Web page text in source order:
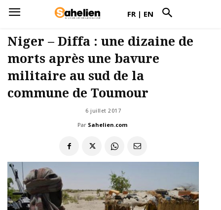
FR | EN
Niger – Diffa : une dizaine de
morts après une bavure
militaire au sud de la
commune de Toumour
6 juillet 2017
Par Sahelien.com